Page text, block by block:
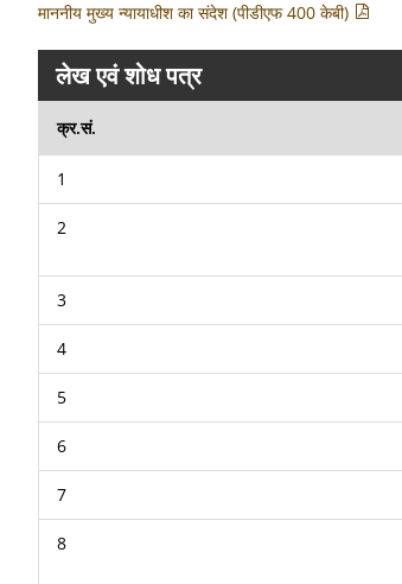
माननीय मुख्य न्यायाधीश का संदेश (पीडीएफ 400 केबी)
लेख एवं शोध पत्र
क्र.सं.
1
2
3
4
5
6
7
8